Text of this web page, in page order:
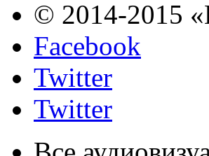
© 2014-2015
Facebook
Twitter
Twitter